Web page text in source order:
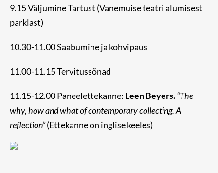
9.15 Väljumine Tartust (Vanemuise teatri alumisest
parklast)
10.30-11.00 Saabumine ja kohvipaus
11.00-11.15 Tervitussõnad
11.15-12.00 Paneelettekanne: Leen Beyers.“The
why, how and what of contemporary collecting. A
reflection”(Ettekanne on inglise keeles)